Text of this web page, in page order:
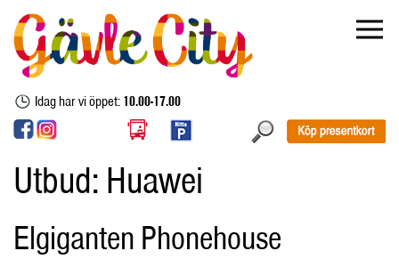
Idag har vi öppet:10.00-17.00
Utbud: Huawei
Elgiganten Phonehouse